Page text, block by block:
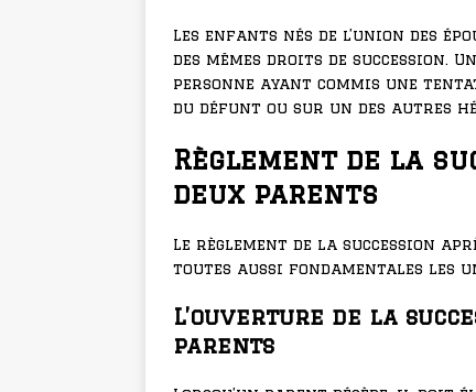
Les enfants nés de l’union des
des mêmes droits de succession.
personne ayant commis une
du défunt ou sur un des autres
Règlement de la
deux parents
Le règlement de la succession
toutes aussi fondamentales les
L’ouverture de la
parents